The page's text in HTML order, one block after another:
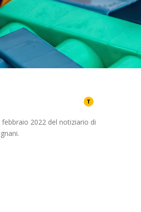
T
febbraio 2022 del notiziario di